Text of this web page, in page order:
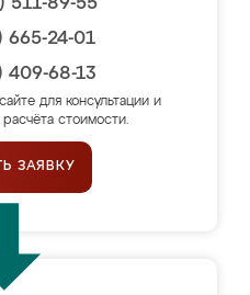
511-89-55
665-24-01
409-68-13
для консультации и
стоимости.
ЗАЯВКУ